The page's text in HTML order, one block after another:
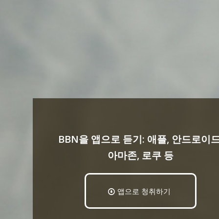
BBN을 앱으로 듣기: 애플, 안드로이
아마존, 로쿠 등
앱으로 청취하기